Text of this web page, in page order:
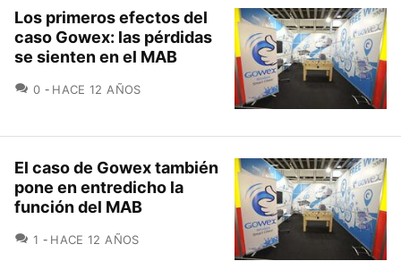
Los primeros efectos del
caso Gowex: las pérdidas
se sienten en el MAB
0 COMENTARIOS
HACE 12 AÑOS
El caso de Gowex también
pone en entredicho la
función del MAB
1 COMENTARIOS
HACE 12 AÑOS